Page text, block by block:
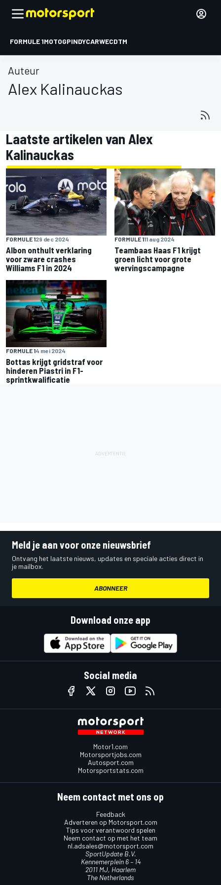
FORMULE 1MOTOGPINDYCARWECDTM
Auteur
Alex Kalinauckas
Laatste artikelen van Alex
Kalinauckas
FORMULE 129 dec 2024
Albon onthult verklaring
voor zware crashes
Williams F1 in 2024
FORMULE 111 aug 2024
Teambaas Haas F1 krijgt
groen licht voor grote
wervingscampagne
FORMULE 14 mei 2024
Bottas krijgt gridstraf voor
hinderen Piastri in F1-
sprintkwalificatie
Meld je aan voor onze nieuwsbrief
Ontvang het laatste nieuws, updates en speciale acties direct in
je mailbox.
ABONNEER
Download onze app
Social media
Motor1.com
Motorsportjobs.com
Autosport.com
Motorsportstats.com
Neem contact met ons op
Feedback
Adverteren op Motorsport.com
Tips voor verantwoord spelen
Neem contact op met het team
nl.adsales@motorsport.com
SportUpdate B.V.
Kennemerplein 6 – 14
2011 MJ, Haarlem
The Netherlands